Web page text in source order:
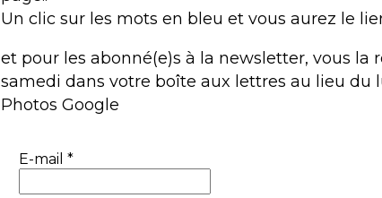
Un clic sur les mots en bleu et vous aurez le
et pour les abonné(e)s à la newsletter, vous la
samedi dans votre boîte aux lettres au lieu du
Photos Google
E-mail *